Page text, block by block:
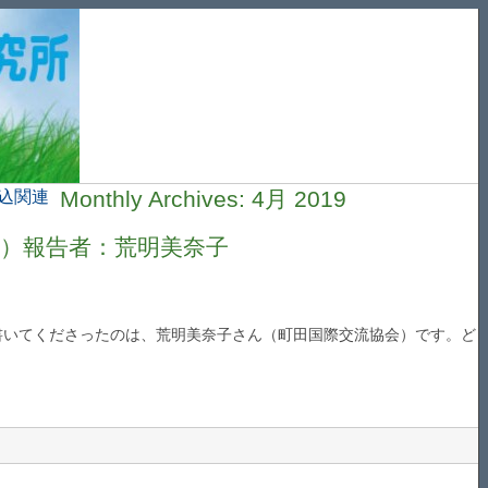
関連 Monthly Archives: 4月 2019
報告者：荒明美奈子
てくださったのは、荒明美奈子さん（町田国際交流協会）です。ど